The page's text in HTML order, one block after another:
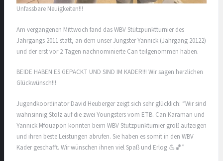
Unfassbare Neuigkeiten!!!
Am vergangenen Mittwoch fand das WBV Stützpunktturnier des
Jahrgangs 2011 statt, an dem unser Jüngster Yannick (Jahrgang 20122)
und der erst vor 2 Tagen nachnominierte Can teilgenommen haben.
BEIDE HABEN ES GEPACKT UND SIND IM KADER!!! Wir sagen herzlichen
Glückwünsch!!!
Jugendkoordinator David Heuberger zeigt sich sehr glücklich: “Wir sind
wahnsinnig Stolz auf die zwei Youngsters vom ETB. Can Karaman und
Yannick Mfouapon konnten beim WBV Stützpunkturnier groß aufzeigen
und ihren beste Leistungen abrufen. Sie haben es somit in den WBV
Kader geschafft. Wir wünschen ihnen viel Spaß und Erlog 💪🏀”